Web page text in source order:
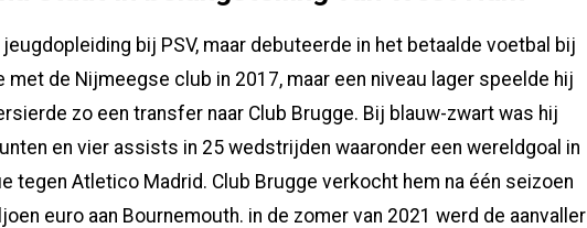
bij PSV, maar debuteerde in het betaalde voetbal bij
met de Nijmeegse club in 2017, maar een niveau lager speelde hij
zo een transfer naar Club Brugge. Bij blauw-zwart was hij
en vier assists in 25 wedstrijden waaronder een wereldgoal in
tegen Atletico Madrid. Club Brugge verkocht hem na één seizoen
euro aan Bournemouth. in de zomer van 2021 werd de aanvaller